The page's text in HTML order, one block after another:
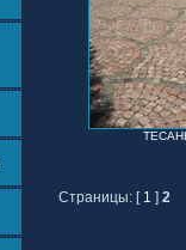
Страницы: [ 1 ] 2